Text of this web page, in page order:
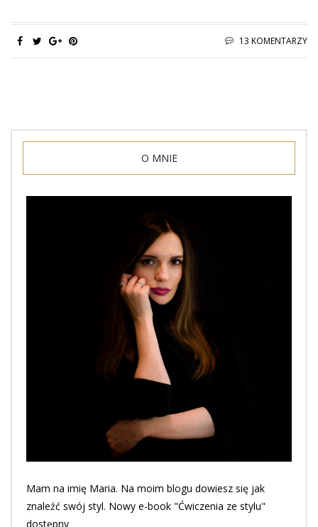
13 KOMENTARZY
O MNIE
Mam na imię Maria. Na moim blogu dowiesz się jak
znaleźć swój styl. Nowy e-book "Ćwiczenia ze stylu"
dostępny